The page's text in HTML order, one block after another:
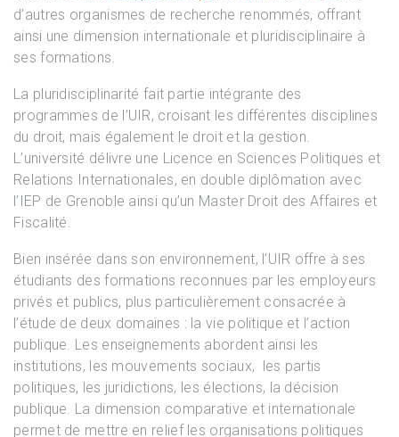
d’autres organismes de recherche renommés, offrant
ainsi une dimension internationale et pluridisciplinaire à
ses formations.
La pluridisciplinarité fait partie intégrante des
programmes de l’UIR, croisant les différentes disciplines
du droit, mais également le droit et la gestion.
L’université délivre une Licence en Sciences Politiques et
Relations Internationales, en double diplômation avec
l’IEP de Grenoble ainsi qu’un Master Droit des Affaires et
Fiscalité.
Bien insérée dans son environnement, l’UIR offre à ses
étudiants des formations reconnues par les employeurs
privés et publics, plus particulièrement consacrée à
l’étude de deux domaines : la vie politique et l’action
publique. Les enseignements abordent ainsi les
institutions, les mouvements sociaux, les partis
politiques, les juridictions, les élections, la décision
publique. La dimension comparative et internationale
permet de mettre en relief les organisations politiques